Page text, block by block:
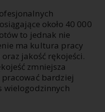
około 40 000
to jednak nie
ma kultura pracy
jakość rękojeści.
zmniejsza
pracować bardziej
wielogodzinnych